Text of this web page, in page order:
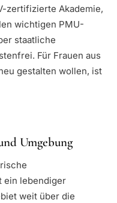
zertifizierte Akademie,
wichtigen PMU-
staatliche
Für Frauen aus
gestalten wollen, ist
Umgebung
ein lebendiger
weit über die